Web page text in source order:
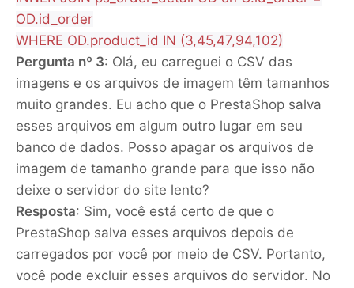
OD.id_order
WHERE OD.product_id IN (3,45,47,94,102)
Pergunta nº 3: Olá, eu carreguei o CSV das
imagens e os arquivos de imagem têm tamanhos
muito grandes. Eu acho que o PrestaShop salva
esses arquivos em algum outro lugar em seu
banco de dados. Posso apagar os arquivos de
imagem de tamanho grande para que isso não
deixe o servidor do site lento?
Resposta: Sim, você está certo de que o
PrestaShop salva esses arquivos depois de
carregados por você por meio de CSV. Portanto,
você pode excluir esses arquivos do servidor. No